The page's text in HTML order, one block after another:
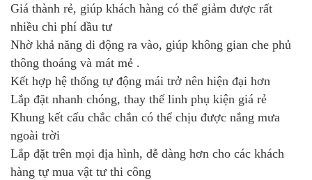
Giá thành rẻ, giúp khách hàng có thể giảm được rất
nhiều chi phí đầu tư
Nhờ khả năng di động ra vào, giúp không gian che phủ
thông thoáng và mát mẻ .
Kết hợp hệ thống tự động mái trở nên hiện đại hơn
Lắp đặt nhanh chóng, thay thế linh phụ kiện giá rẻ
Khung kết cấu chắc chắn có thể chịu được nắng mưa
ngoài trời
Lắp đặt trên mọi địa hình, dễ dàng hơn cho các khách
hàng tự mua vật tư thi công